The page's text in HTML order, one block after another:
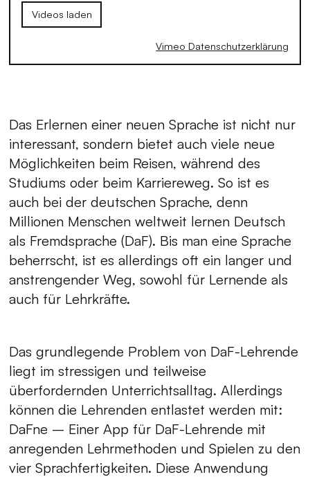
Videos laden
Vimeo Datenschutzerklärung
Das Erlernen einer neuen Sprache ist nicht nur
interessant, sondern bietet auch viele neue
Möglichkeiten beim Reisen, während des
Studiums oder beim Karriereweg. So ist es
auch bei der deutschen Sprache, denn
Millionen Menschen weltweit lernen Deutsch
als Fremdsprache (DaF). Bis man eine Sprache
beherrscht, ist es allerdings oft ein langer und
anstrengender Weg, sowohl für Lernende als
auch für Lehrkräfte.
Das grundlegende Problem von DaF-Lehrende
liegt im stressigen und teilweise
überfordernden Unterrichtsalltag. Allerdings
können die Lehrenden entlastet werden mit:
DaFne – Einer App für DaF-Lehrende mit
anregenden Lehrmethoden und Spielen zu den
vier Sprachfertigkeiten. Diese Anwendung